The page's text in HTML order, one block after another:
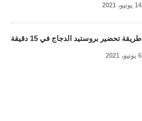
14 يونيو، 2021
طريقة تحضير بروستيد الدجاج في 15 دقيقة
6 يونيو، 2021